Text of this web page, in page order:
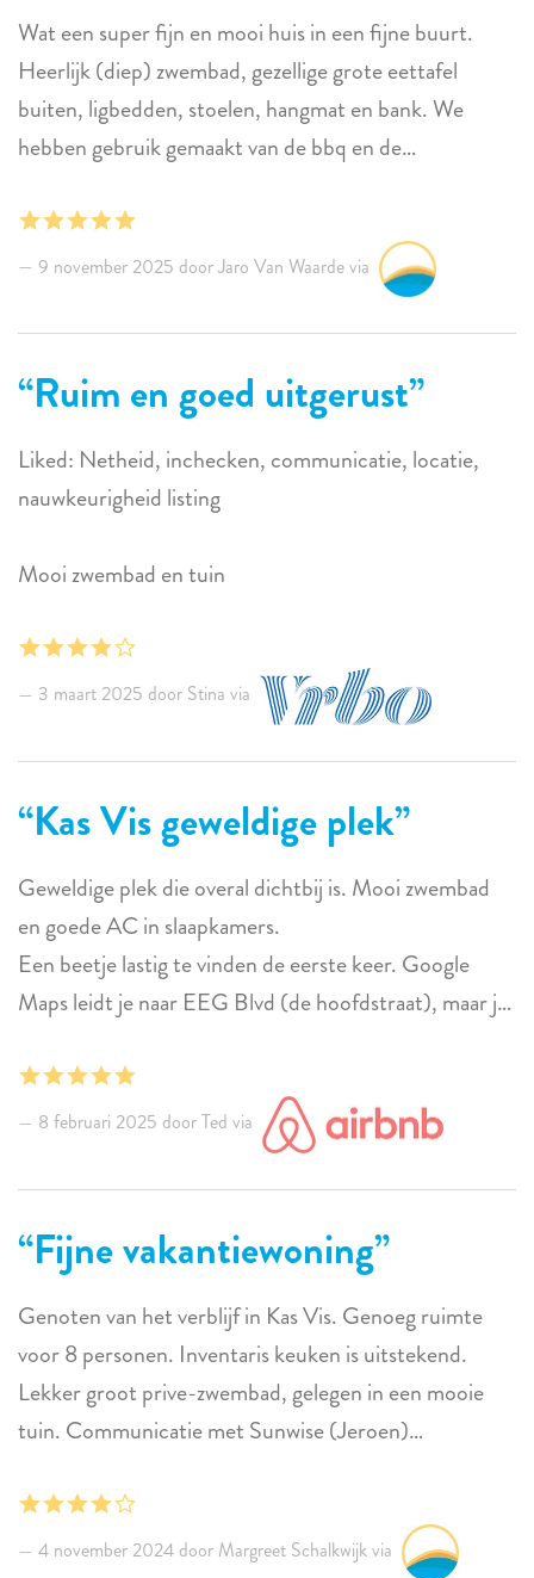
Wat een super fijn en mooi huis in een fijne buurt.
Heerlijk (diep) zwembad, gezellige grote eettafel
buiten, ligbedden, stoelen, hangmat en bank. We
hebben gebruik gemaakt van de bbq en de
Keukeninventaris, kruiden, olie, afwasmiddel, genoeg
handdoeken, boeken, spelletjes, alles was aanwezig.
Door vertraging kwamen we pas ‘s avonds laat aan,
gelukkig stonden er wat drankjes voor ons in de
koelkast. Erg fijn na de lange reis. De beheerders
waren goed bereikbaar, attent en vriendelijk. We
hebben een top vakantie gehad en komen graag nog
eens terug!
9 november 2025 door Jaro Van Waarde via
Ruim en goed uitgerust
Liked: Netheid, inchecken, communicatie, locatie,
nauwkeurigheid listing
Mooi zwembad en tuin
3 maart 2025 door Stina via
Kas Vis geweldige plek
Geweldige plek die overal dichtbij is. Mooi zwembad
en goede AC in slaapkamers.
Een beetje lastig te vinden de eerste keer. Google
Maps leidt je naar EEG Blvd (de hoofdstraat), maar je
Google je naartoe stuurt.
De verhuurders zijn ongelooflijk behulpzaam en
8 februari 2025 door Ted via
Fijne vakantiewoning
Genoten van het verblijf in Kas Vis. Genoeg ruimte
voor 8 personen. Inventaris keuken is uitstekend.
Lekker groot prive-zwembad, gelegen in een mooie
tuin. Communicatie met Sunwise (Jeroen)
gevoel terug op onze vakantie met onze kinderen.
4 november 2024 door Margreet Schalkwijk via